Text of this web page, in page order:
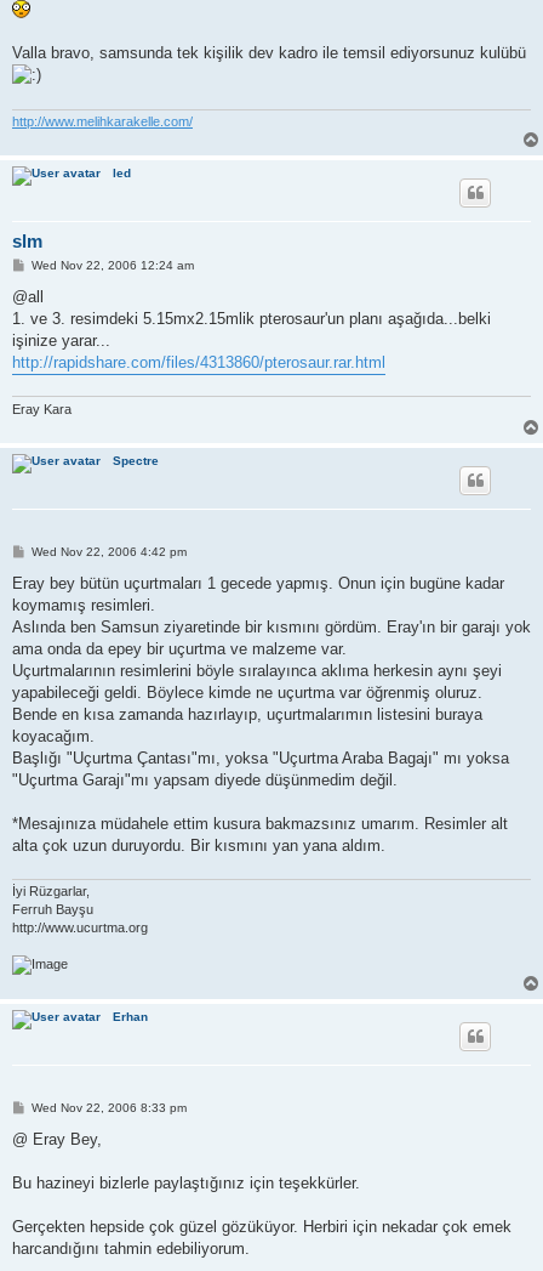
Valla bravo, samsunda tek kişilik dev kadro ile temsil ediyorsunuz kulübü
http://www.melihkarakelle.com/
led
slm
P
s
Wed Nov 22, 2006 12:24 am
@all
1. ve 3. resimdeki 5.15mx2.15mlik pterosaur'un planı aşağıda...belki
işinize yarar...
http://rapidshare.com/files/4313860/pterosaur.rar.html
Eray Kara
Spectre
P
s
Wed Nov 22, 2006 4:42 pm
Eray bey bütün uçurtmaları 1 gecede yapmış. Onun için bugüne kadar
koymamış resimleri.
Aslında ben Samsun ziyaretinde bir kısmını gördüm. Eray'ın bir garajı yok
ama onda da epey bir uçurtma ve malzeme var.
Uçurtmalarının resimlerini böyle sıralayınca aklıma herkesin aynı şeyi
yapabileceği geldi. Böylece kimde ne uçurtma var öğrenmiş oluruz.
Bende en kısa zamanda hazırlayıp, uçurtmalarımın listesini buraya
koyacağım.
Başlığı "Uçurtma Çantası"mı, yoksa "Uçurtma Araba Bagajı" mı yoksa
"Uçurtma Garajı"mı yapsam diyede düşünmedim değil.
*Mesajınıza müdahele ettim kusura bakmazsınız umarım. Resimler alt
alta çok uzun duruyordu. Bir kısmını yan yana aldım.
İyi Rüzgarlar,
Ferruh Bayşu
http://www.ucurtma.org
Erhan
P
s
Wed Nov 22, 2006 8:33 pm
@ Eray Bey,
Bu hazineyi bizlerle paylaştığınız için teşekkürler.
Gerçekten hepside çok güzel gözüküyor. Herbiri için nekadar çok emek
harcandığını tahmin edebiliyorum.